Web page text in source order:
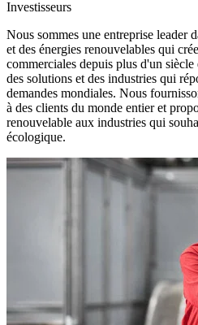
Investisseurs
Nous sommes une entreprise leader
et des énergies renouvelables qui
commerciales depuis plus d'un
des solutions et des industries qui
demandes mondiales. Nous
à des clients du monde entier et
renouvelable aux industries qui
écologique.